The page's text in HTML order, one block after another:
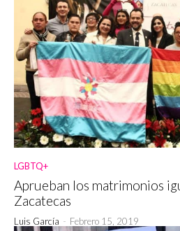
LGBTQ+
Aprueban los matrimonios
Zacatecas
Luis García - Febrero 15, 2019